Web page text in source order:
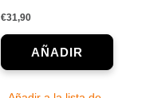
€31,90